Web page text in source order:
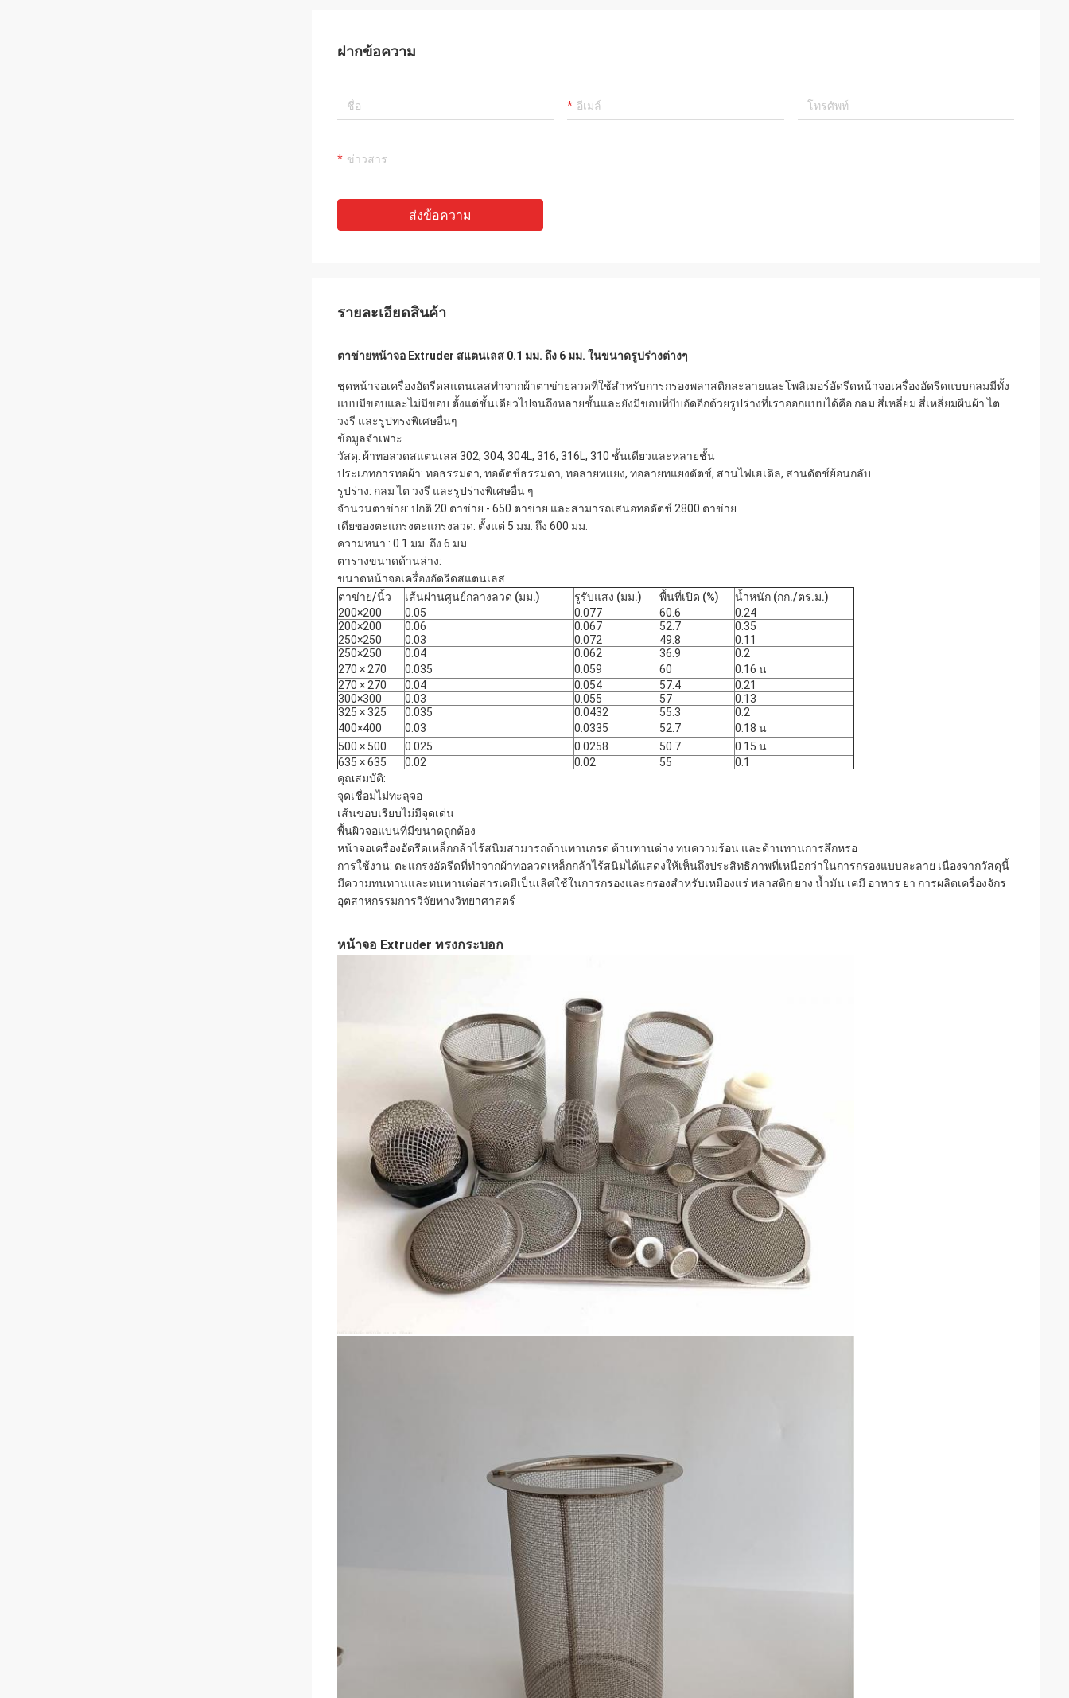
ฝากข้อความ
ส่งข้อความ
รายละเอียดสินค้า
ตาข่ายหน้าจอ Extruder สแตนเลส 0.1 มม. ถึง 6 มม. ในขนาดรูปร่างต่างๆ
ชุดหน้าจอเครื่องอัดรีดสแตนเลสทำจากผ้าตาข่ายลวดที่ใช้สำหรับการกรองพลาสติกละลายและโพลิเมอร์อัดรีดหน้าจอเครื่องอัดรีดแบบกลมมีทั้ง
แบบมีขอบและไม่มีขอบ ตั้งแต่ชั้นเดียวไปจนถึงหลายชั้นและยังมีขอบที่บีบอัดอีกด้วยรูปร่างที่เราออกแบบได้คือ กลม สี่เหลี่ยม สี่เหลี่ยมผืนผ้า ไต
วงรี และรูปทรงพิเศษอื่นๆ
ข้อมูลจำเพาะ
วัสดุ: ผ้าทอลวดสแตนเลส 302, 304, 304L, 316, 316L, 310 ชั้นเดียวและหลายชั้น
ประเภทการทอผ้า: ทอธรรมดา, ทอดัตช์ธรรมดา, ทอลายทแยง, ทอลายทแยงดัตช์, สานไฟเฮเดิล, สานดัตช์ย้อนกลับ
รูปร่าง: กลม ไต วงรี และรูปร่างพิเศษอื่น ๆ
จำนวนตาข่าย: ปกติ 20 ตาข่าย - 650 ตาข่าย และสามารถเสนอทอดัตช์ 2800 ตาข่าย
เดียของตะแกรงตะแกรงลวด: ตั้งแต่ 5 มม. ถึง 600 มม.
ความหนา : 0.1 มม. ถึง 6 มม.
ตารางขนาดด้านล่าง:
ขนาดหน้าจอเครื่องอัดรีดสแตนเลส
ตาข่าย/นิ้ว
เส้นผ่านศูนย์กลางลวด (มม.) รูรับแสง (มม.) พื้นที่เปิด (%)
น้ำหนัก (กก./ตร.ม.)
200×200
0.05 0.077 60.6
0.24
200×200
0.06 0.067 52.7
0.35
250×250
0.03 0.072 49.8
0.11
250×250
0.04 0.062 36.9
0.2
270 × 270
0.035 0.059 60
0.16 น
270 × 270
0.04 0.054 57.4
0.21
300×300
0.03 0.055 57
0.13
325 × 325
0.035 0.0432 55.3
0.2
400×400
0.03 0.0335 52.7
0.18 น
500 × 500
0.025 0.0258 50.7
0.15 น
635 × 635
0.02 0.02 55
0.1
คุณสมบัติ:
จุดเชื่อมไม่ทะลุจอ
เส้นขอบเรียบไม่มีจุดเด่น
พื้นผิวจอแบนที่มีขนาดถูกต้อง
หน้าจอเครื่องอัดรีดเหล็กกล้าไร้สนิมสามารถต้านทานกรด ต้านทานด่าง ทนความร้อน และต้านทานการสึกหรอ
การใช้งาน: ตะแกรงอัดรีดที่ทำจากผ้าทอลวดเหล็กกล้าไร้สนิมได้แสดงให้เห็นถึงประสิทธิภาพที่เหนือกว่าในการกรองแบบละลาย เนื่องจากวัสดุนี้
มีความทนทานและทนทานต่อสารเคมีเป็นเลิศใช้ในการกรองและกรองสำหรับเหมืองแร่ พลาสติก ยาง น้ำมัน เคมี อาหาร ยา การผลิตเครื่องจักร
อุตสาหกรรมการวิจัยทางวิทยาศาสตร์
หน้าจอ Extruder ทรงกระบอก